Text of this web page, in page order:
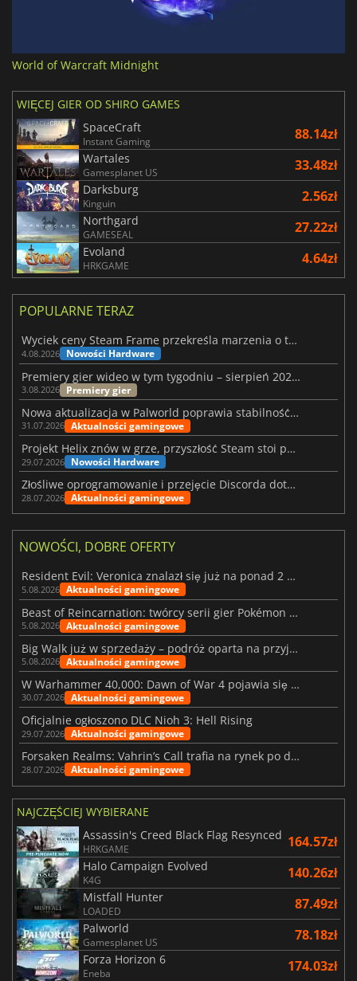
World of Warcraft Midnight
WIĘCEJ GIER OD SHIRO GAMES
SpaceCraft
Instant Gaming 88.14zł
Wartales
Gamesplanet US 33.48zł
Darksburg
Kinguin 2.56zł
Northgard
GAMESEAL 27.22zł
Evoland
HRKGAME 4.64zł
POPULARNE TERAZ
Wyciek ceny Steam Frame przekreśla marzenia o tanim zestawie VR
4.08.2026 Nowości Hardware
Premiery gier wideo w tym tygodniu – sierpień 2026 r. (32. tydzień)
3.08.2026 Premiery gier
Nowa aktualizacja w Palworld poprawia stabilność Sunreach i walk z bossami
31.07.2026 Aktualności gamingowe
Projekt Helix znów w grze, przyszłość Steam stoi pod znakiem zapytania
29.07.2026 Nowości Hardware
Złośliwe oprogramowanie i przejęcie Discorda dotknęły Meccha Chameleon
28.07.2026 Aktualności gamingowe
NOWOŚCI, DOBRE OFERTY
Resident Evil: Veronica znalazł się już na ponad 2 milionach list życzeń
5.08.2026 Aktualności gamingowe
Beast of Reincarnation: twórcy serii gier Pokémon wkraczają na nową ścieżkę
5.08.2026 Aktualności gamingowe
Big Walk już w sprzedaży – podróż oparta na przyjaźni
5.08.2026 Aktualności gamingowe
W Warhammer 40,000: Dawn of War 4 pojawia się frakcja Nekronów
30.07.2026 Aktualności gamingowe
Oficjalnie ogłoszono DLC Nioh 3: Hell Rising
29.07.2026 Aktualności gamingowe
Forsaken Realms: Vahrin’s Call trafia na rynek po dziesięciu latach prac
28.07.2026 Aktualności gamingowe
NAJCZĘŚCIEJ WYBIERANE
Assassin's Creed Black Flag Resynced
HRKGAME 164.57zł
Halo Campaign Evolved
K4G 140.26zł
Mistfall Hunter
LOADED 87.49zł
Palworld
Gamesplanet US 78.18zł
Forza Horizon 6
Eneba 174.03zł